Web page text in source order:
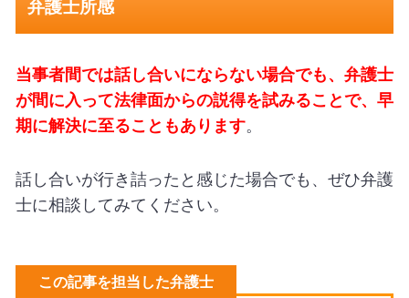
弁護士所感
当事者間では話し合いにならない場合でも、弁護士
が間に入って法律面からの説得を試みることで、早
期に解決に至ることもあります。
話し合いが行き詰ったと感じた場合でも、ぜひ弁護
士に相談してみてください。
この記事を担当した弁護士